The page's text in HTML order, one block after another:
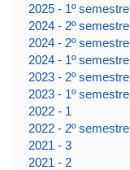
2025 - 1º semestre
2024 - 2º semestre
2024 - 2º semestre
2024 - 1º semestre
2023 - 2º semestre
2023 - 1º semestre
2022 - 1
2022 - 2º semestre
2021 - 3
2021 - 2